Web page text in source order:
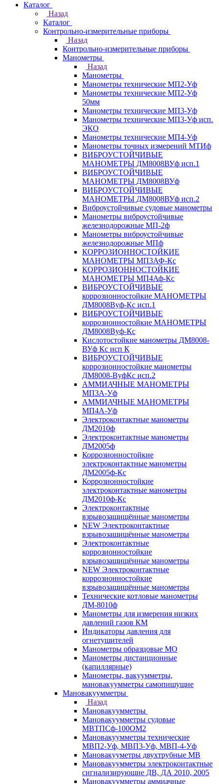
Каталог
Назад
Каталог
Контрольно-измерительные приборы
Назад
Контрольно-измерительные приборы
Манометры
Назад
Манометры
Манометры технические МП2-Уф
Манометры технические МП2-Уф
50мм
Манометры технические МП3-Уф
Манометры технические МП3-Уф исп.
ЭКО
Манометры технические МП4-Уф
Манометры точных измерений МТИф
ВИБРОУСТОЙЧИВЫЕ
МАНОМЕТРЫ ДМ8008ВУф исп.1
ВИБРОУСТОЙЧИВЫЕ
МАНОМЕТРЫ ДМ8008ВУф
ВИБРОУСТОЙЧИВЫЕ
МАНОМЕТРЫ ДМ8008ВУф исп.2
Виброустойчивые судовые манометры
Манометры виброустойчивые
железнодорожные МП-2ф
Манометры виброустойчивые
железнодорожные МПф
КОРРОЗИОННОСТОЙКИЕ
МАНОМЕТРЫ МП3АФ-Кс
КОРРОЗИОННОСТОЙКИЕ
МАНОМЕТРЫ МП4Аф-Кс
ВИБРОУСТОЙЧИВЫЕ
коррозионностойкие МАНОМЕТРЫ
ДМ8008Вуф-Кс исп.1
ВИБРОУСТОЙЧИВЫЕ
коррозионностойкие МАНОМЕТРЫ
ДМ8008Вуф-Кс
Кислотостойкие манометры ДМ8008-
ВУф Кс исп К
ВИБРОУСТОЙЧИВЫЕ
коррозионностойкие манометры
ДМ8008-ВуфКс исп.2
АММИАЧНЫЕ МАНОМЕТРЫ
МП3А-Уф
АММИАЧНЫЕ МАНОМЕТРЫ
МП4А-Уф
Электроконтактные манометры
ДМ2010ф
Электроконтактные манометры
ДМ2005ф
Коррозионностойкие
электроконтактные манометры
ДМ2005ф-Кс
Коррозионностойкие
электроконтактные манометры
ДМ2010ф-Кс
Электроконтактные
взрывозащищённые манометры
NEW Электроконтактные
взрывозащищённые манометры
Электроконтактные
коррозионностойкие
взрывозащищённые манометры
NEW Электроконтактные
коррозионностойкие
взрывозащищённые манометры
Технические котловые манометры
ДМ-8010ф
Манометры для измерения низких
давлений газов КМ
Индикаторы давления для
огнетушителей
Манометры образцовые МО
Манометры дистанционные
(капиллярные)
Манометры, вакуумметры,
мановакуумметры самопишущие
Мановакуумметры
Назад
Мановакуумметры
Мановакуумметры судовые
МВТПСф-100ОМ2
Мановакуумметры технические
МВП2-Уф, МВП3-Уф, МВП-4-Уф
Мановакууметры двухтрубные МВ
Мановакуумметры электроконтактные
сигнализирующие ДВ, ДА 2010, 2005
Мановакуумметры аммиачные